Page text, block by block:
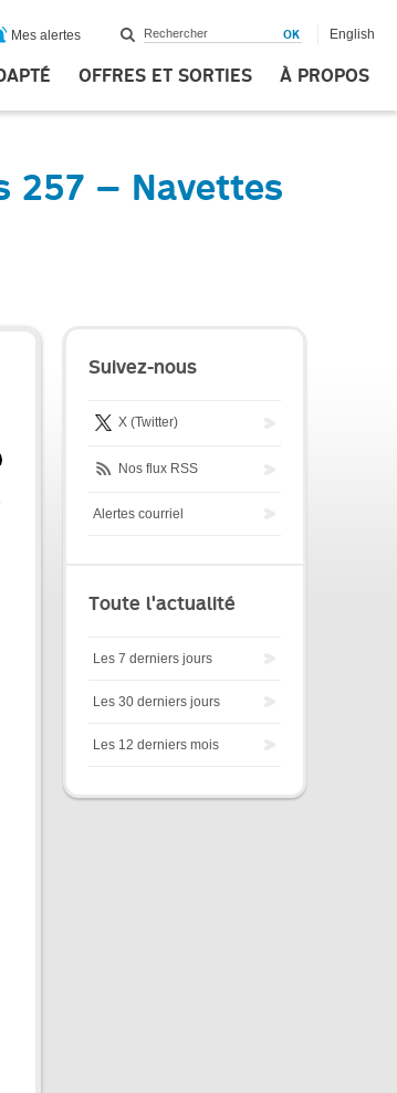
OFFRES ET SORTIES À PROPOS
Mes alertes English
257 – Navettes
Suivez-nous
X (Twitter)
Nos flux RSS
Alertes courriel
Toute l'actualité
Les 7 derniers jours
Les 30 derniers jours
Les 12 derniers mois